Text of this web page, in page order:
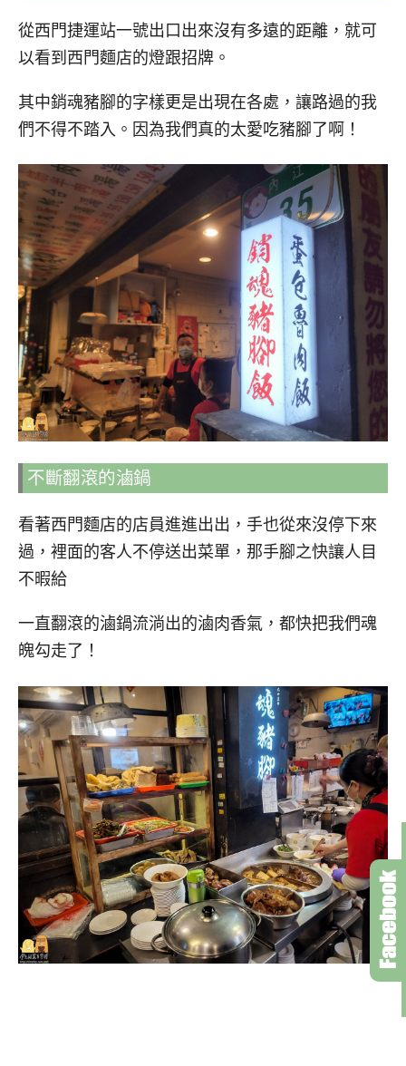
從西門捷運站一號出口出來沒有多遠的距離，就可
以看到西門麵店的燈跟招牌。
其中銷魂豬腳的字樣更是出現在各處，讓路過的我
們不得不踏入。因為我們真的太愛吃豬腳了啊！
不斷翻滾的滷鍋
看著西門麵店的店員進進出出，手也從來沒停下來
過，裡面的客人不停送出菜單，那手腳之快讓人目
不暇給
一直翻滾的滷鍋流淌出的滷肉香氣，都快把我們魂
魄勾走了！